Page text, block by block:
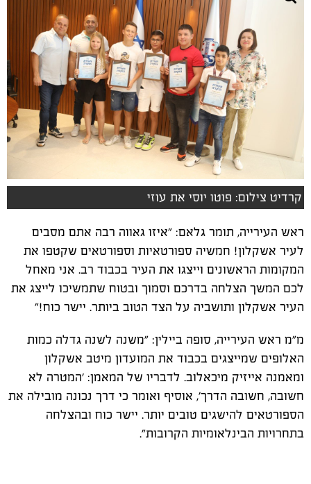
קרדיט צילום: פוטו יוסי את עוזי
ראש העירייה, תומר גלאם: "איזו גאווה רבה אתם מסבים
לעיר אשקלון! חמשיה ספורטאיות וספורטאים שקטפו את
המקומות הראשונים וייצגו את העיר בכבוד רב. אני מאחל
לכם המשך הצלחה בדרכם וסמוך ובטוח שתמשיכו לייצג את
העיר אשקלון ותושביה על הצד הטוב ביותר. יישר כוח!"
מ"מ ראש העירייה, סופה ביילין: "משנה לשנה גדלה כמות
האלופים שמייצגים בכבוד את המועדון מיטב אשקלון
ומאמנה אייזיק מיכאלוב. לדבריו של המאמן: 'המטרה לא
חשובה, חשובה הדרך', אוסיף ואומר כי דרך נכונה מובילה את
הספורטאים להישגים טובים יותר. יישר כוח ובהצלחה
בתחרויות הבינלאומיות הקרובות".